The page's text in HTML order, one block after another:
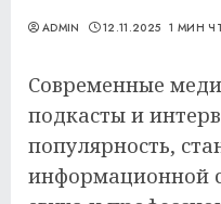
ADMIN 12.11.2025 1 МИН
Современные
подкасты и
популярность,
информационной